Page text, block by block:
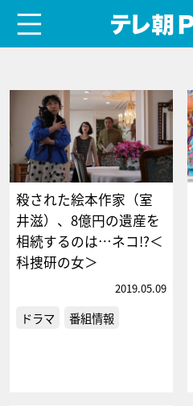
殺された絵本作家（室
井滋）、8億円の遺産を
相続するのは…ネコ!?＜
科捜研の女＞
2019.05.09
ドラマ 番組情報